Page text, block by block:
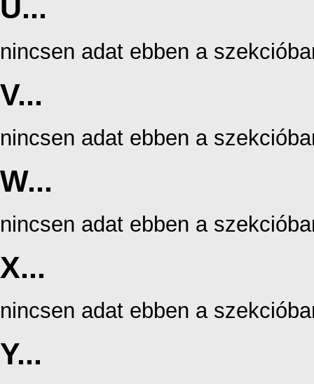
U...
nincsen adat ebben a
V...
nincsen adat ebben a
W...
nincsen adat ebben a
X...
nincsen adat ebben a
Y...